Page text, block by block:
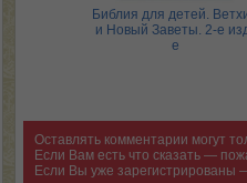
Библия для детей.
и Новый Заветы. 2-е
е
Оставлять комментарии могут
Если Вам есть что сказать —
Если Вы уже зарегистрированы